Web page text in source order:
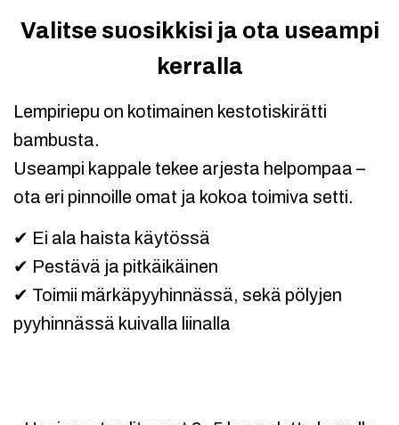
Valitse suosikkisi ja ota useampi
kerralla
Lempiriepu on kotimainen kestotiskirätti
bambusta.
Useampi kappale tekee arjesta helpompaa –
ota eri pinnoille omat ja kokoa toimiva setti.
✔ Ei ala haista käytössä
✔ Pestävä ja pitkäikäinen
✔ Toimii märkäpyyhinnässä, sekä pölyjen
pyyhinnässä kuivalla liinalla